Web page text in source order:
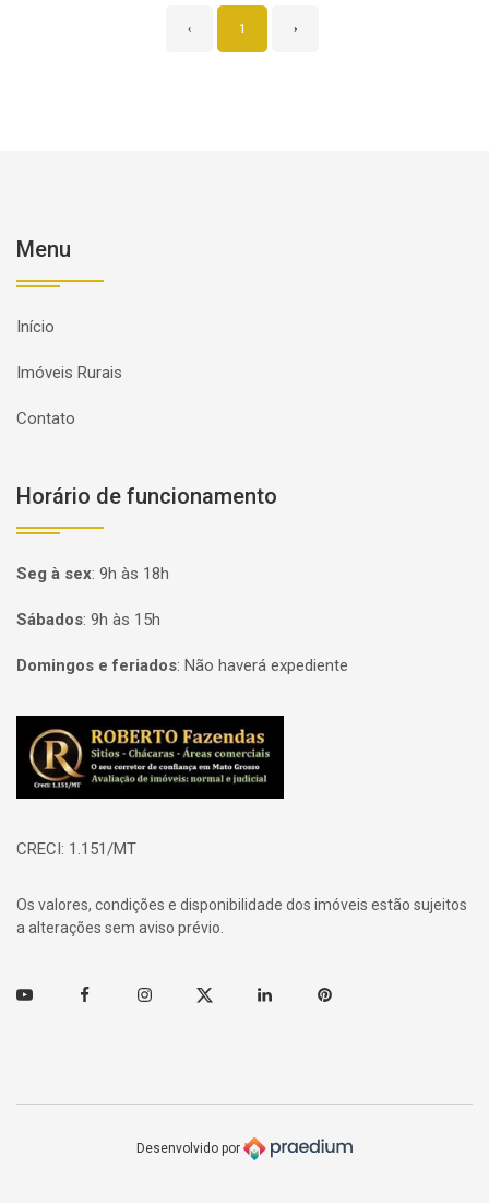
‹ 1 ›
Menu
Início
Imóveis Rurais
Contato
Horário de funcionamento
Seg à sex: 9h às 18h
Sábados: 9h às 15h
Domingos e feriados: Não haverá expediente
Página inicial
CRECI: 1.151/MT
Os valores, condições e disponibilidade dos imóveis estão sujeitos
a alterações sem aviso prévio.
Youtube FacebookInstagramTwitter Linkedin Pinterest
Desenvolvido por